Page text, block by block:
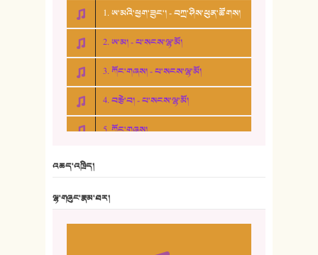
1. ཨ་མའི་ཕྱག་ཟུང་། - བཀྲ་ཤིས་ཕུན་ཚོགས།
2. ཨ་མ། - པ་སངས་ལྷ་མོ།
3. ཀོང་གཞས། - པ་སངས་ལྷ་མོ།
4. བརྩེ་བ། - པ་སངས་ལྷ་མོ།
5. ཀོང་གཞས།
འཆད་འཁྲིད།
ལྷ་གཞུང་རྣམ་ཐར།